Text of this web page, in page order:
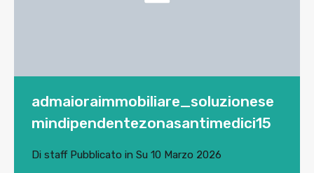
admaioraimmobiliare_soluzionese
mindipendentezonasantimedici15
Di staffPubblicato in Su 10 Marzo 2026